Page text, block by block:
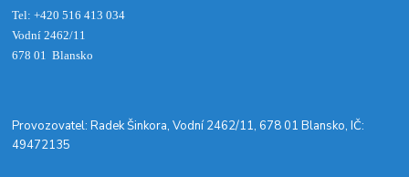
Tel: +420 516 413 034‬
Vodní 2462/11
678 01 Blansko
​Provozovatel: Radek Šinkora, Vodní 2462/11, 678 01 Blansko, IČ:
49472135